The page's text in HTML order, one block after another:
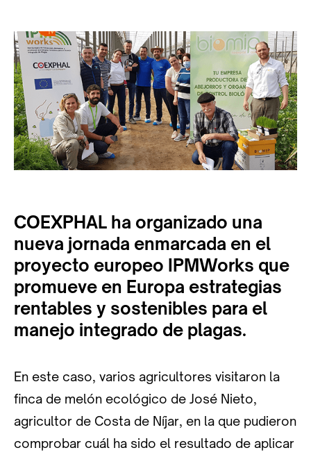
COEXPHAL ha organizado una
nueva jornada enmarcada en el
proyecto europeo IPMWorks que
promueve en Europa estrategias
rentables y sostenibles para el
manejo integrado de plagas.
En este caso, varios agricultores visitaron la
finca de melón ecológico de José Nieto,
agricultor de Costa de Níjar, en la que pudieron
comprobar cuál ha sido el resultado de aplicar